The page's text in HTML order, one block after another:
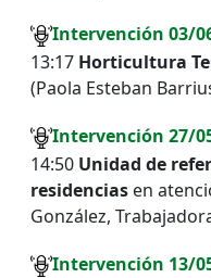
Intervención 03/
13:17 Horticultura
(Paola Esteban
Intervención 27/
14:50 Unidad de
residencias en
González,
Intervención 13/